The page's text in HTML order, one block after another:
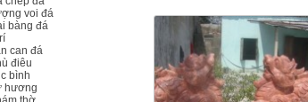
voi đá
bàng đá
can đá
điêu
bình
hương